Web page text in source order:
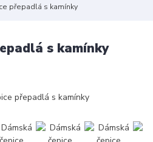
přepadlá s kamínky
s kamínky